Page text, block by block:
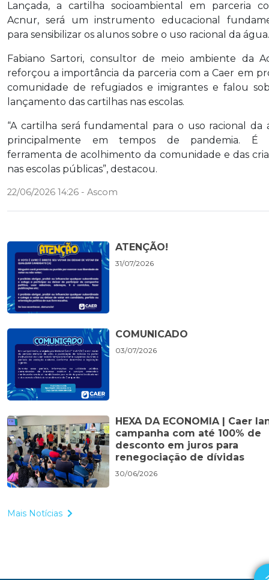
Lançada, a cartilha socioambiental em parceria
Acnur, será um instrumento educacional
para sensibilizar os alunos sobre o uso racional da
Fabiano Sartori, consultor de meio ambiente da
reforçou a importância da parceria com a Caer em
comunidade de refugiados e imigrantes e falou
lançamento das cartilhas nas escolas.
“A cartilha será fundamental para o uso racional da
principalmente em tempos de pandemia. É
ferramenta de acolhimento da comunidade e das
nas escolas públicas”, destacou.
22/06/2026 14:26 - Ascom
ATENÇÃO!
31/07/2026
COMUNICADO
03/07/2026
HEXA DA ECONOMIA | Caer
campanha com até 100% de
desconto em juros para
renegociação de dívidas
30/06/2026
Mais Notícias